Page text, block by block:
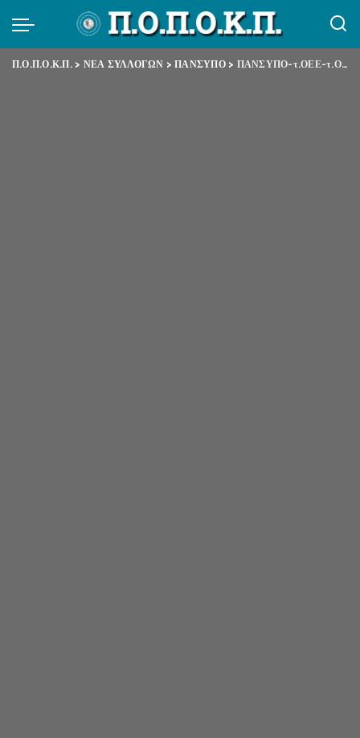
Π.Ο.Π.Ο.Κ.Π.> ΝΕΑ ΣΥΛΛΟΓΩΝ >ΠΑΝΣΥΠΟ> ΠΑΝΣΥΠΟ-τ.ΟΕΕ-τ.ΟΕΚ: Πειθαρχικό Δίκαιο στη Δημόσια Διοίκηση – Μελέτη για τις αναγκαίες μεταρρυθμίσεις